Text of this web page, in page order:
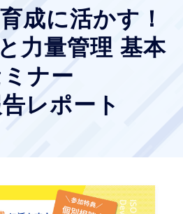
料金
無料セミナー
お役立ち情報
企業情報
客様ポータル
成に活かす！
力量管理 基本
ナー
レポート